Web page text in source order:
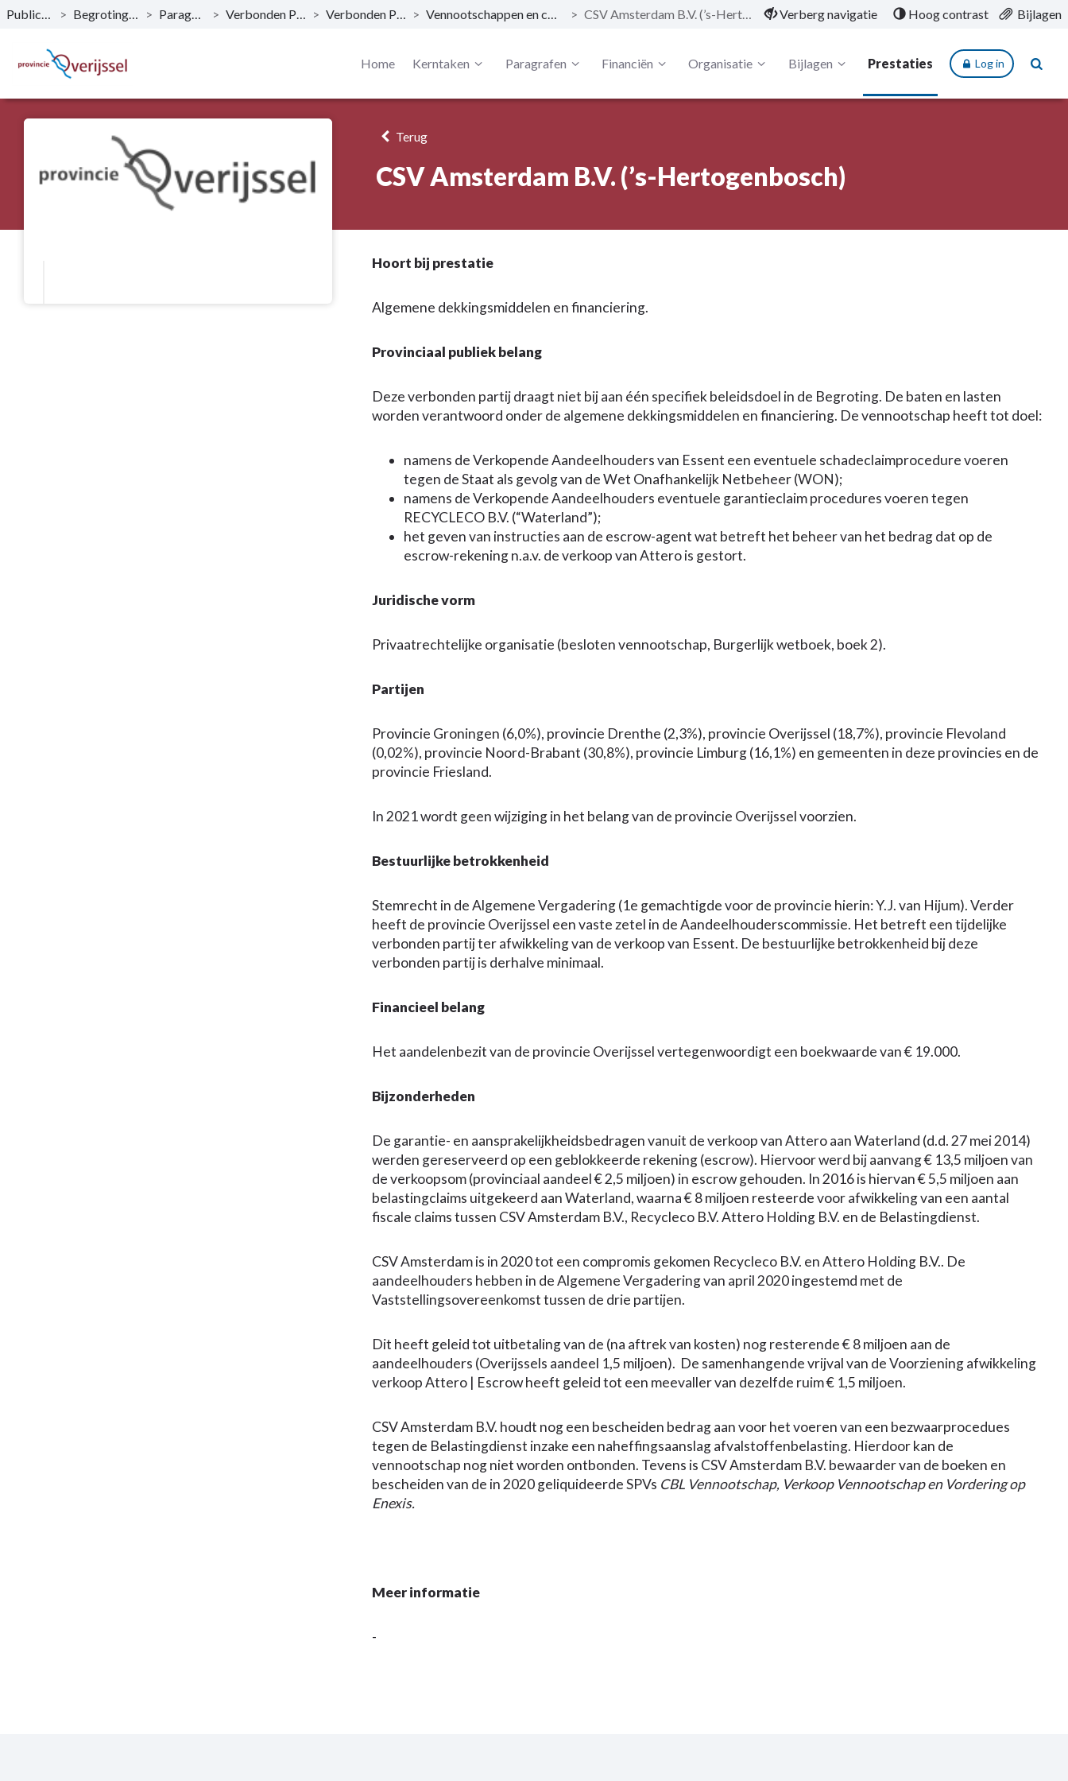
Naar hoofdinhoud
Publicaties > Begroting 2021 > Paragrafen > Verbonden Partijen > Verbonden Partijen > Vennootschappen en coöperaties > CSV Amsterdam B.V. (’s-Hertogenbosch) Verberg navigatie Hoog contrast Bijlagen
Home Kerntaken Paragrafen Financiën Organisatie Bijlagen Prestaties Log in
Terug
CSV Amsterdam B.V. (’s-Hertogenbosch)
Hoort bij prestatie
Algemene dekkingsmiddelen en financiering.
Provinciaal publiek belang
Deze verbonden partij draagt niet bij aan één specifiek beleidsdoel in de Begroting. De baten en lasten
worden verantwoord onder de algemene dekkingsmiddelen en financiering. De vennootschap heeft tot doel:
namens de Verkopende Aandeelhouders van Essent een eventuele schadeclaimprocedure voeren
tegen de Staat als gevolg van de Wet Onafhankelijk Netbeheer (WON);
namens de Verkopende Aandeelhouders eventuele garantieclaim procedures voeren tegen
RECYCLECO B.V. (“Waterland”);
het geven van instructies aan de escrow-agent wat betreft het beheer van het bedrag dat op de
escrow-rekening n.a.v. de verkoop van Attero is gestort.
Juridische vorm
Privaatrechtelijke organisatie (besloten vennootschap, Burgerlijk wetboek, boek 2).
Partijen
Provincie Groningen (6,0%), provincie Drenthe (2,3%), provincie Overijssel (18,7%), provincie Flevoland
(0,02%), provincie Noord-Brabant (30,8%), provincie Limburg (16,1%) en gemeenten in deze provincies en de
provincie Friesland.
In 2021 wordt geen wijziging in het belang van de provincie Overijssel voorzien.
Bestuurlijke betrokkenheid
Stemrecht in de Algemene Vergadering (1e gemachtigde voor de provincie hierin: Y.J. van Hijum). Verder
heeft de provincie Overijssel een vaste zetel in de Aandeelhouderscommissie. Het betreft een tijdelijke
verbonden partij ter afwikkeling van de verkoop van Essent. De bestuurlijke betrokkenheid bij deze
verbonden partij is derhalve minimaal.
Financieel belang
Het aandelenbezit van de provincie Overijssel vertegenwoordigt een boekwaarde van € 19.000.
Bijzonderheden
De garantie- en aansprakelijkheidsbedragen vanuit de verkoop van Attero aan Waterland (d.d. 27 mei 2014)
werden gereserveerd op een geblokkeerde rekening (escrow). Hiervoor werd bij aanvang € 13,5 miljoen van
de verkoopsom (provinciaal aandeel € 2,5 miljoen) in escrow gehouden. In 2016 is hiervan € 5,5 miljoen aan
belastingclaims uitgekeerd aan Waterland, waarna € 8 miljoen resteerde voor afwikkeling van een aantal
fiscale claims tussen CSV Amsterdam B.V., Recycleco B.V. Attero Holding B.V. en de Belastingdienst.
CSV Amsterdam is in 2020 tot een compromis gekomen Recycleco B.V. en Attero Holding B.V.. De
aandeelhouders hebben in de Algemene Vergadering van april 2020 ingestemd met de
Vaststellingsovereenkomst tussen de drie partijen.
Dit heeft geleid tot uitbetaling van de (na aftrek van kosten) nog resterende € 8 miljoen aan de
aandeelhouders (Overijssels aandeel 1,5 miljoen). De samenhangende vrijval van de Voorziening afwikkeling
verkoop Attero | Escrow heeft geleid tot een meevaller van dezelfde ruim € 1,5 miljoen.
CSV Amsterdam B.V. houdt nog een bescheiden bedrag aan voor het voeren van een bezwaarprocedues
tegen de Belastingdienst inzake een naheffingsaanslag afvalstoffenbelasting. Hierdoor kan de
vennootschap nog niet worden ontbonden. Tevens is CSV Amsterdam B.V. bewaarder van de boeken en
bescheiden van de in 2020 geliquideerde SPVs CBL Vennootschap, Verkoop Vennootschap en Vordering op
Enexis.
Meer informatie
-